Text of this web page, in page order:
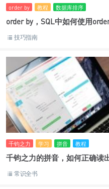
order by 教程 数据库排序
order by，SQL中如何使用
技巧指南
千钧之力 学习 拼音 教程
千钧之力的拼音，如何正确读
常识全书